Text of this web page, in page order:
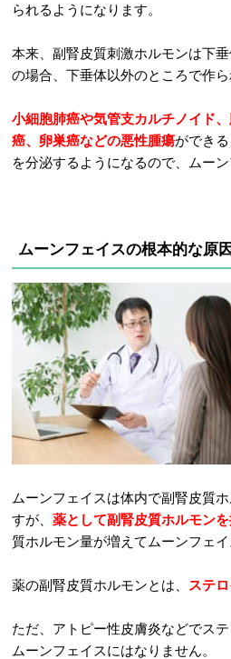
られるようになります。
本来、副腎皮質刺激ホルモンは下
の場合、下垂体以外のところで作ら
小細胞肺癌や気管支カルチノイド
癌、卵巣癌などの悪性腫瘍ができ
を分泌するようになるので、ムーン
ムーンフェイスの根本的な
ムーンフェイスは体内で副腎皮質
すが、 薬として副腎皮質ホルモン
質ホルモン量が増えてムーンフェイ
薬の副腎皮質ホルモンとは、 ステ
ただ、アトピー性皮膚炎などでス
ムーンフェイスにはなりません。